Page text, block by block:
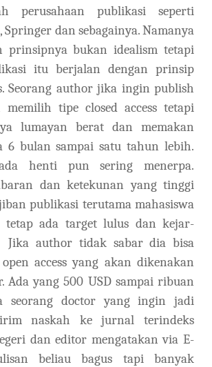
perusahaan publikasi seperti
Springer dan sebagainya. Namanya
prinsipnya bukan idealism tetapi
itu berjalan dengan prinsip
Seorang author jika ingin publish
tipe closed access tetapi
lumayan berat dan memakan
6 bulan sampai satu tahun lebih.
henti pun sering menerpa.
dan ketekunan yang tinggi
publikasi terutama mahasiswa
tetap ada target lulus dan kejar-
Jika author tidak sabar dia bisa
access yang akan dikenakan
Ada yang 500 USD sampai ribuan
seorang doctor yang ingin jadi
naskah ke jurnal terindeks
dan editor mengatakan via E-
beliau bagus tapi banyak